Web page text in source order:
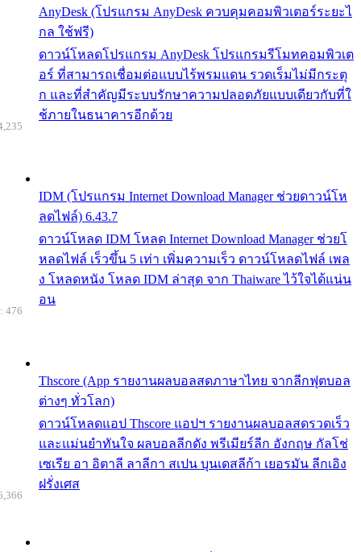
AnyDesk (โปรแกรม AnyDesk ควบคุมคอมพิวเตอร์ระยะไ
กล ใช้ฟรี)
ดาวน์โหลดโปรแกรม AnyDesk โปรแกรมรีโมทคอมพิวเต
อร์ ที่สามารถเชื่อมต่อแบบไร้พรมแดน รวดเร็มไม่มีกระตุ
ก และที่สำคัญมีระบบรักษาความปลอดภัยแบบเดียวกับที่ใ
ช้ภายในธนาคารอีกด้วย
IDM (โปรแกรม Internet Download Manager ช่วยดาวน์โห
ลดไฟล์) 6.43.7
ดาวน์โหลด IDM โหลด Internet Download Manager ช่วยโ
หลดไฟล์ เร็วขึ้น 5 เท่า เพิ่มความเร็ว ดาวน์โหลดไฟล์ เพล
ง โหลดหนัง โหลด IDM ล่าสุด จาก Thaiware ไว้ใจได้แน่น
อน
Thscore (App รายงานผลบอลสดภาษาไทย จากลีกฟุตบอล
ต่างๆ ทั่วโลก)
ดาวน์โหลดแอป Thscore แอปฯ รายงานผลบอลสดรวดเร็ว
และแม่นยำทันใจ ผลบอลลีกดัง พรีเมียร์ลีก อังกฤษ กัลโช่
เซเรีย อา อิตาลี ลาลีกา สเปน บุนเดสลีก้า เยอรมัน ลีกเอิง
ฝรั่งเศส
476